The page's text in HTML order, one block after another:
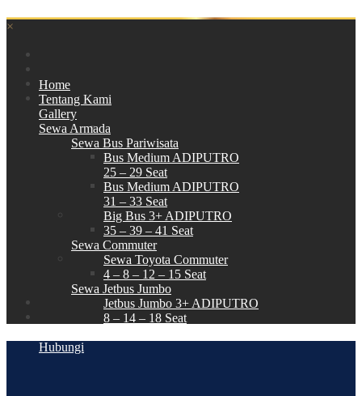
×
Home
Tentang Kami
Gallery
Sewa Armada
Sewa Bus Pariwisata
Bus Medium ADIPUTRO
25 – 29 Seat
Bus Medium ADIPUTRO
31 – 33 Seat
Big Bus 3+ ADIPUTRO
35 – 39 – 41 Seat
Sewa Commuter
Sewa Toyota Commuter
4 – 8 – 12 – 15 Seat
Sewa Jetbus Jumbo
Jetbus Jumbo 3+ ADIPUTRO
8 – 14 – 18 Seat
Hubungi